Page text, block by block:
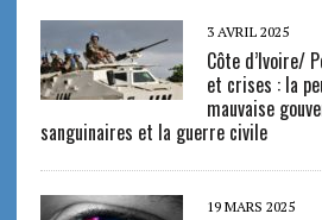
3 AVRIL 2025
Côte d’Ivoire/
et crises : la
mauvaise
sanguinaires et la guerre civile
19 MARS 2025